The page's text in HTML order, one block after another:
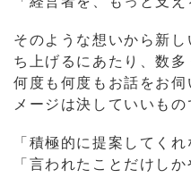
そのような想いから新
ち上げるにあたり、数
何度も何度もお話をお
メージは決していいもの
「積極的に提案してくれ
「言われたことだけしか